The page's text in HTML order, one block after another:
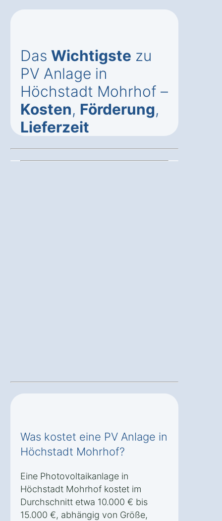
Das Wichtigste zu
PV Anlage in
Höchstadt Mohrhof –
Kosten, Förderung,
Lieferzeit
Was kostet eine PV Anlage in
Höchstadt Mohrhof?
Eine Photovoltaikanlage in
Höchstadt Mohrhof kostet im
Durchschnitt etwa 10.000 € bis
15.000 €, abhängig von Größe,